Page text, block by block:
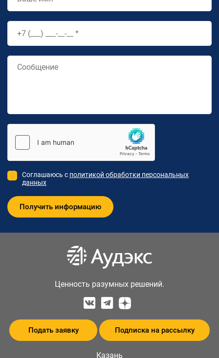
Соглашаюсь с политикой обработки персональных
данных
Ценность разумных решений.
Подать заявку Подписка на рассылку
Казань